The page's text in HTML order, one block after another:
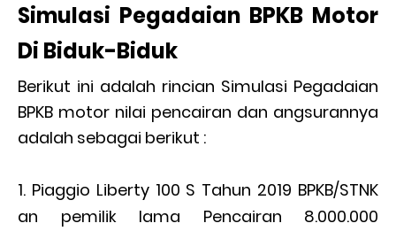
Simulasi Pegadaian BPKB Motor
Di Biduk-Biduk
Berikut ini adalah rincian Simulasi Pegadaian
BPKB motor nilai pencairan dan angsurannya
adalah sebagai berikut :
Piaggio Liberty 100 S Tahun 2019 BPKB/STNK
an pemilik lama Pencairan 8.000.000